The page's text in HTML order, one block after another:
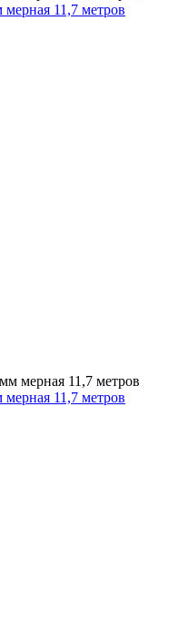
11,7 метров
11,7 метров